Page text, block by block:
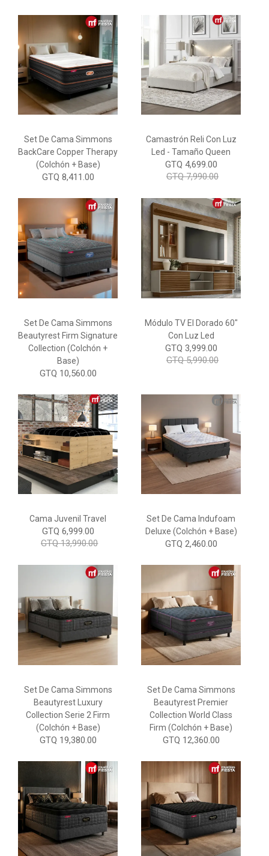
Set De Cama Simmons
BackCare Copper Therapy
(Colchón + Base)
GTQ 8,411.00
Camastrón Reli Con Luz
Led - Tamaño Queen
GTQ 4,699.00
GTQ 7,990.00
Set De Cama Simmons
Beautyrest Firm Signature
Collection (Colchón +
Base)
GTQ 10,560.00
Módulo TV El Dorado 60"
Con Luz Led
GTQ 3,999.00
GTQ 5,990.00
Cama Juvenil Travel
GTQ 6,999.00
GTQ 13,990.00
Set De Cama Indufoam
Deluxe (Colchón + Base)
GTQ 2,460.00
Set De Cama Simmons
Beautyrest Luxury
Collection Serie 2 Firm
(Colchón + Base)
GTQ 19,380.00
Set De Cama Simmons
Beautyrest Premier
Collection World Class
Firm (Colchón + Base)
GTQ 12,360.00